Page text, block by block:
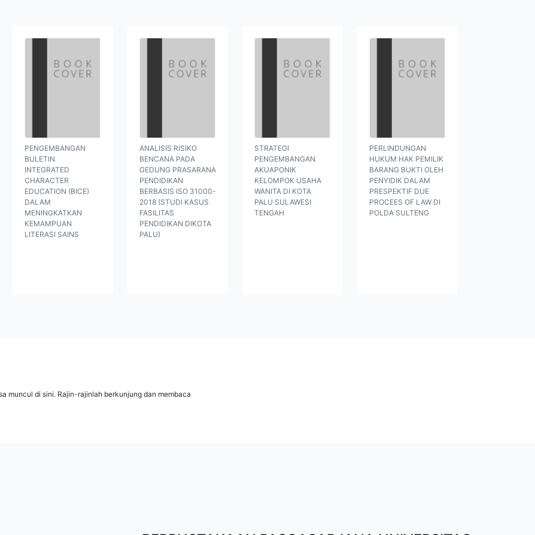
PENGEMBANGAN
BULETIN
INTEGRATED
CHARACTER
EDUCATION (BICE)
DALAM
MENINGKATKAN
KEMAMPUAN
LITERASI SAINS
ANALISIS RISIKO
BENCANA PADA
GEDUNG PRASARANA
PENDIDIKAN
BERBASIS ISO 31000-
2018 (STUDI KASUS
FASILITAS
PENDIDIKAN DIKOTA
PALU)
STRATEGI
PENGEMBANGAN
AKUAPONIK
KELOMPOK USAHA
WANITA DI KOTA
PALU SULAWESI
TENGAH
PERLINDUNGAN
HUKUM HAK PEMILIK
BARANG BUKTI OLEH
PENYIDIK DALAM
PRESPEKTIF DUE
PROCEES OF LAW DI
POLDA SULTENG
muncul di sini. Rajin-rajinlah berkunjung dan membaca